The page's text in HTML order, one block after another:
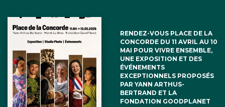
RENDEZ-VOUS PLACE DE LA
CONCORDE DU 11 AVRIL AU 10
MAI POUR VIVRE ENSEMBLE,
UNE EXPOSITION ET DES
ÉVÉNEMENTS
EXCEPTIONNELS PROPOSÉS
PAR YANN ARTHUS-
BERTRAND ET LA
FONDATION GOODPLANET